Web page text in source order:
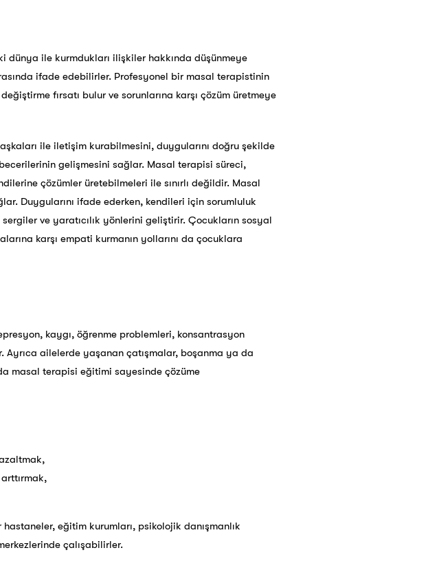
dünya ile kurmdukları ilişkiler hakkında düşünmeye
ifade edebilirler. Profesyonel bir masal terapistinin
fırsatı bulur ve sorunlarına karşı çözüm üretmeye
ile iletişim kurabilmesini, duygularını doğru şekilde
gelişmesini sağlar. Masal terapisi süreci,
çözümler üretebilmeleri ile sınırlı değildir. Masal
Duygularını ifade ederken, kendileri için sorumluluk
ve yaratıcılık yönlerini geliştirir. Çocukların sosyal
karşı empati kurmanın yollarını da çocuklara
kaygı, öğrenme problemleri, konsantrasyon
ailelerde yaşanan çatışmalar, boşanma ya da
masal terapisi eğitimi sayesinde çözüme
eğitim kurumları, psikolojik danışmanlık
çalışabilirler.